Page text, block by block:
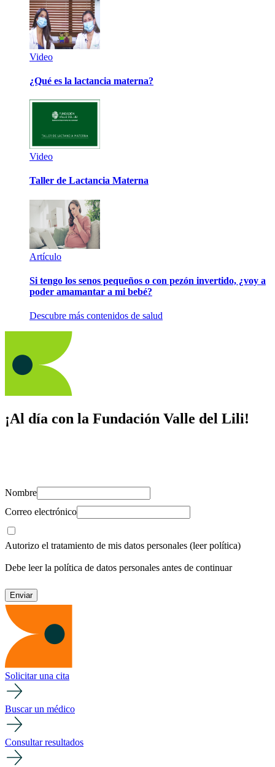
Video
¿Qué es la lactancia materna?
Video
Taller de Lactancia Materna
Artículo
Si tengo los senos pequeños o con pezón invertido, ¿voy a
poder amamantar a mi bebé?
Descubre más contenidos de salud
¡Al día con la Fundación Valle del Lili!
Nombre
Correo electrónico
Autorizo el tratamiento de mis datos personales (leer política)
Debe leer la política de datos personales antes de continuar
Solicitar una cita
Buscar un médico
Consultar resultados